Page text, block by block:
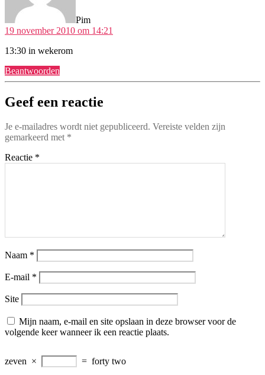
Pim
19 november 2010 om 14:21
13:30 in wekerom
Beantwoorden
Geef een reactie
Je e-mailadres wordt niet gepubliceerd. Vereiste velden zijn
gemarkeerd met *
Reactie *
Naam *
E-mail *
Site
Mijn naam, e-mail en site opslaan in deze browser voor de
volgende keer wanneer ik een reactie plaats.
zeven × = forty two